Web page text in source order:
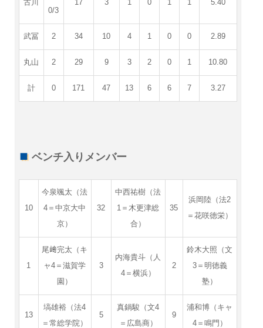
古川
0/3
17 3 1 0 1 1 5.40
武冨 2 34 10 4 1 0 0 2.89
丸山 2 29 9 3 2 0 1 10.80
計 0 171 47 13 6 6 7 3.27
ベンチ入りメンバー
10
今泉颯太（法
4＝中京大中
京）
32
中西祐樹（法
1＝木更津総
合）
35
浜岡陸（法2
＝花咲徳栄）
1
尾﨑完太（キ
ャ4＝滋賀学
園）
3
内海貴斗（人
4＝横浜）
2
鈴木大照（文
3＝明徳義
塾）
13
塙雄裕（法4
＝常総学院）
5
真鍋駿（文4
＝広島商）
9
浦和博（キャ
4＝鳴門）